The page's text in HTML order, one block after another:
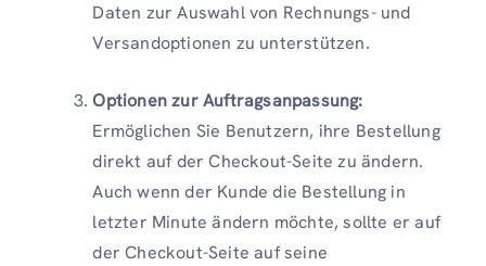
Daten zur Auswahl von Rechnungs- und
Versandoptionen zu unterstützen.
Optionen zur Auftragsanpassung:
Ermöglichen Sie Benutzern, ihre Bestellung
direkt auf der Checkout-Seite zu ändern.
Auch wenn der Kunde die Bestellung in
letzter Minute ändern möchte, sollte er auf
der Checkout-Seite auf seine